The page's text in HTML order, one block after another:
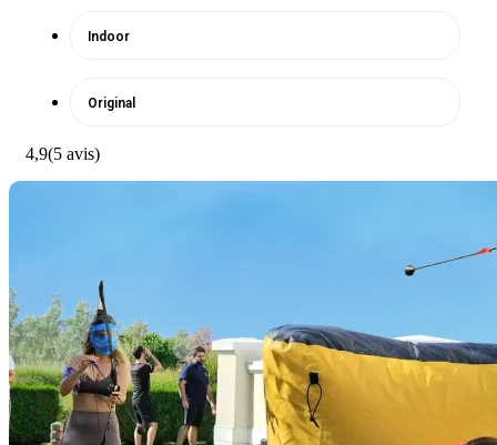
Indoor
Original
4,9(5 avis)